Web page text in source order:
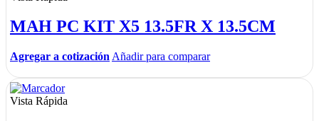
MAH PC KIT X5 13.5FR X 13.5CM
Agregar a cotización Añadir para comparar
Vista Rápida